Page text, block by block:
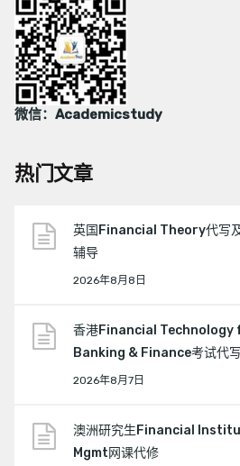
微信：Academicstudy
热门文章
英国Financial Theory代写
辅导
2026年8月8日
香港Financial Technology
Banking & Finance考试代写
2026年8月7日
澳洲研究生Financial
Mgmt网课代修